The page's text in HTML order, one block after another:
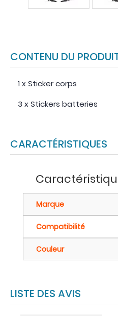
CONTENU DU
1 x Sticker corps
3 x Stickers batteries
CARACTÉRISTIQUES
Marque
Compatibilité
Couleur
LISTE DES AVIS